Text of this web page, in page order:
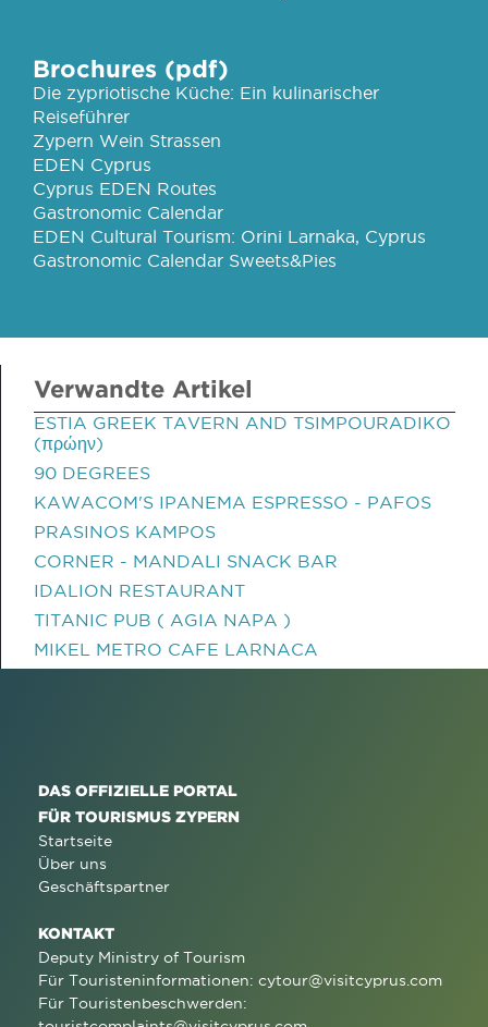
Brochures (pdf)
Die zypriotische Küche: Ein kulinarischer
Reiseführer
Zypern Wein Strassen
EDEN Cyprus
Cyprus EDEN Routes
Gastronomic Calendar
EDEN Cultural Tourism: Orini Larnaka, Cyprus
Gastronomic Calendar Sweets&Pies
Verwandte Artikel
ESTIA GREEK TAVERN AND TSIMPOURADIKO
(πρώην)
90 DEGREES
KAWACOM'S IPANEMA ESPRESSO - PAFOS
PRASINOS KAMPOS
CORNER - MANDALI SNACK BAR
IDALION RESTAURANT
TITANIC PUB ( AGIA NAPA )
MIKEL METRO CAFE LARNACA
DAS OFFIZIELLE PORTAL
FÜR TOURISMUS ZYPERN
Startseite
Über uns
Geschäftspartner
KONTAKT
Deputy Ministry of Tourism
Für Touristeninformationen: cytour@visitcyprus.com
Für Touristenbeschwerden: